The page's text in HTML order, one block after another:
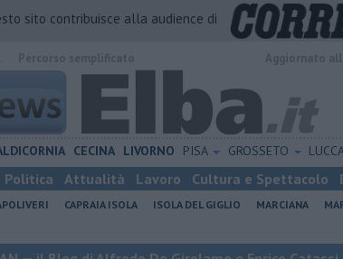
sito contribuisce alla audience di
CECINA LIVORNO PISA GROSSETO
Politica Attualità Lavoro Cultura e Spettacolo
CAPRAIA ISOLA ISOLA DEL GIGLIO MARCIANA